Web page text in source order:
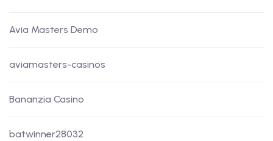
Avia Masters Demo
aviamasters-casinos
Bananzia Casino
batwinner28032